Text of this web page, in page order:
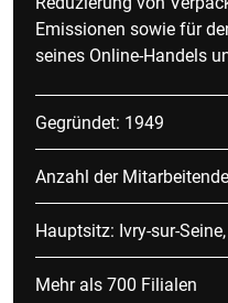
Emissionen sowie für
seines Online-Handels
Gegründet: 1949
Anzahl der
Hauptsitz: Ivry-sur-
Mehr als 700 Filialen